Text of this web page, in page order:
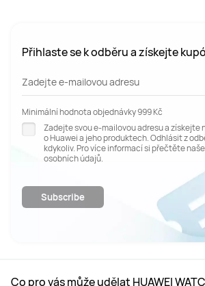
Přihlaste se k odběru a získejte
Zadejte e-mailovou adresu
Minimální hodnota objednávky 999 Kč
Zadejte svou e-mailovou adresu a získejte
o Huawei a jeho produktech. Odhlásit z
kdykoliv. Pro více informací si přečtěte
osobních údajů.
Subscribe
Co pro vás může udělat HUAWEI